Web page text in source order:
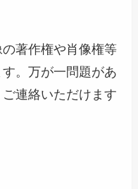
著作権や肖像権等
。万が一問題があ
連絡いただけます